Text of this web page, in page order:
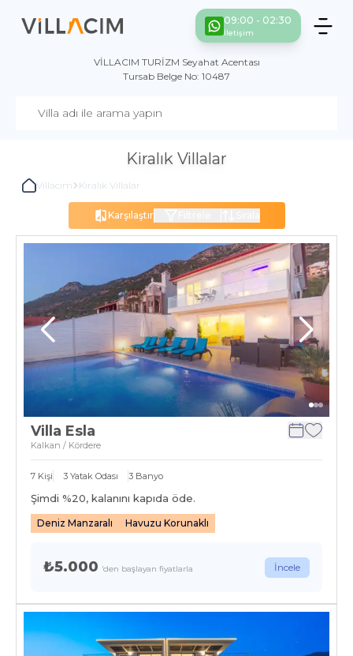
09:00 - 02:30
İletişim
VİLLACIM TURİZM Seyahat Acentası
Tursab Belge No: 10487
Kiralık Villalar
Villacım Kiralık Villalar
Karşılaştır
Villa Esla
Kalkan / Kördere
7 Kişi 3 Yatak Odası 3 Banyo
Şimdi %20, kalanını kapıda öde.
Deniz Manzaralı Havuzu Korunaklı
₺5.000 'den başlayan fiyatlarla İncele